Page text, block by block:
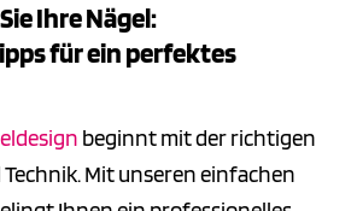
Ihre Nägel:
für ein perfektes
beginnt mit der richtigen
Mit unseren einfachen